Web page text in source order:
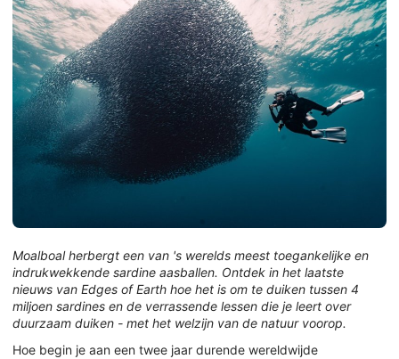
Moalboal herbergt een van 's werelds meest toegankelijke en
indrukwekkende sardine aasballen. Ontdek in het laatste
nieuws van Edges of Earth hoe het is om te duiken tussen 4
miljoen sardines en de verrassende lessen die je leert over
duurzaam duiken - met het welzijn van de natuur voorop.
Hoe begin je aan een twee jaar durende wereldwijde